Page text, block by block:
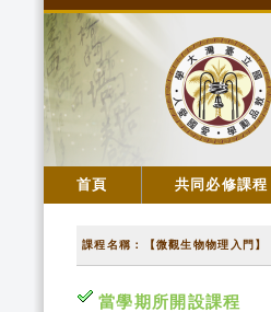
首頁 共同必修課程
課程名稱：【微觀生物物理入門】
當學期所開設課程